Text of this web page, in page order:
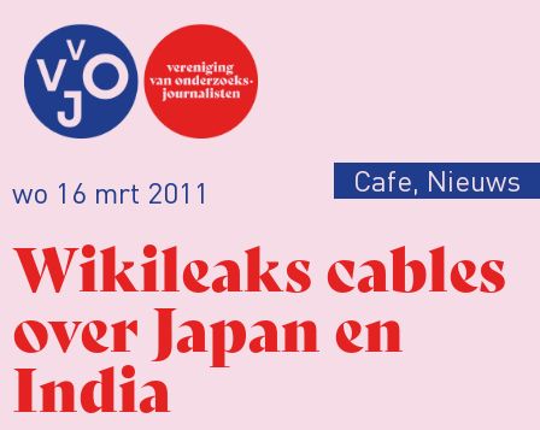
wo 16 mrt 2011 Cafe, Nieuws
Wikileaks cables
over Japan en
India